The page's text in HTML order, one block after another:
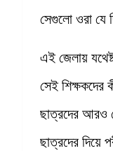
সেগুলো ওরা যে
এই জেলায়
সেই
ছাত্রদের আরও
ছাত্রদের দিয়ে